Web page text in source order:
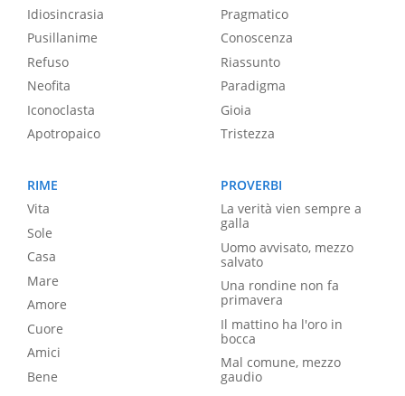
Idiosincrasia
Pusillanime
Refuso
Neofita
Iconoclasta
Apotropaico
Pragmatico
Conoscenza
Riassunto
Paradigma
Gioia
Tristezza
RIME
Vita
Sole
Casa
Mare
Amore
Cuore
Amici
Bene
PROVERBI
La verità vien sempre a
galla
Uomo avvisato, mezzo
salvato
Una rondine non fa
primavera
Il mattino ha l'oro in
bocca
Mal comune, mezzo
gaudio